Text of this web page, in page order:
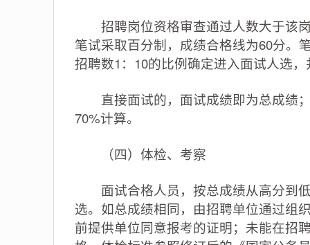
招聘岗位资格审查通过人数大于该岗
笔试采取百分制，成绩合格线为60分。
招聘数1：10的比例确定进入面试人选
直接面试的，面试成绩即为总成绩；
70%计算。
（四）体检、考察
面试合格人员，按总成绩从高分到低
选。如总成绩相同，由招聘单位通过组
前提供单位同意报考的证明；未能在招